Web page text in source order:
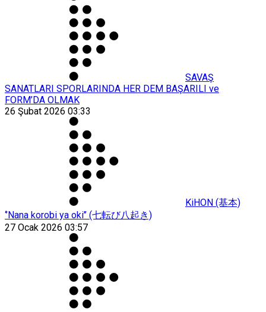
SAVAŞ
SANATLARI SPORLARINDA HER DEM BAŞARILI ve
FORM’DA OLMAK
26 Şubat 2026 03:33
KiHON (基本)
‘’Nana korobi ya oki’’ (七転び八起き)
27 Ocak 2026 03:57